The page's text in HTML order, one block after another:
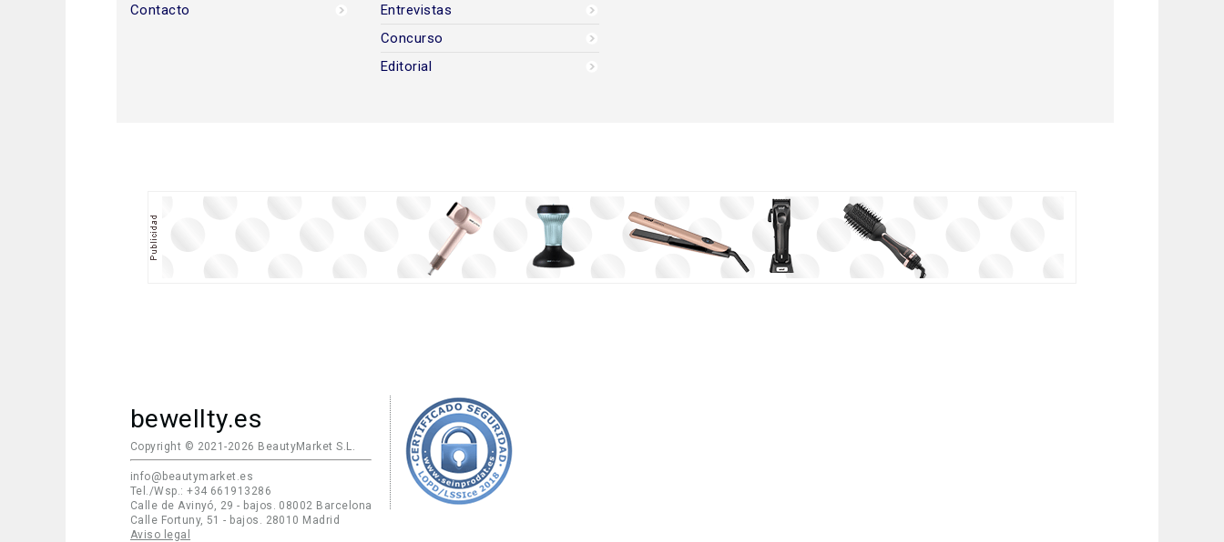
Contacto
Entrevistas
Concurso
Editorial
bewellty.es
Copyright © 2021-2026 BeautyMarket S.L.
info@beautymarket.es
Tel./Wsp.: +34 661913286
Calle de Avinyó, 29 - bajos. 08002 Barcelona
Calle Fortuny, 51 - bajos. 28010 Madrid
Aviso legal